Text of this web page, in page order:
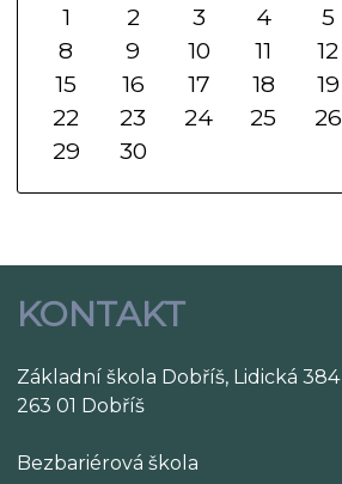
1
2 3 4 5
8
9 10 11 12
15
16 17 18 19
22
23 24 25 26
29
30
KONTAKT
Základní škola Dobříš, Lidická 384
263 01 Dobříš
Bezbariérová škola